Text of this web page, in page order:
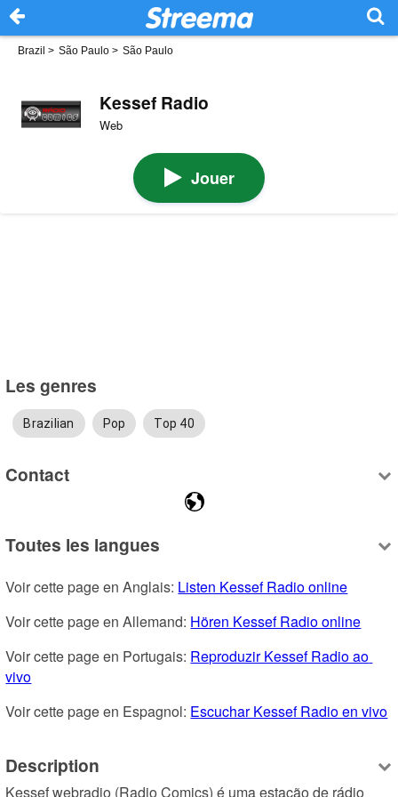
Brazil > São Paulo > São Paulo
Kessef Radio
Web
Jouer
Les genres
Brazilian Pop Top 40
Contact
Toutes les langues
Voir cette page en Anglais: Listen Kessef Radio online
Voir cette page en Allemand: Hören Kessef Radio online
Voir cette page en Portugais: Reproduzir Kessef Radio ao
vivo
Voir cette page en Espagnol: Escuchar Kessef Radio en vivo
Description
Kessef webradio (Radio Comics) é uma estação de rádio